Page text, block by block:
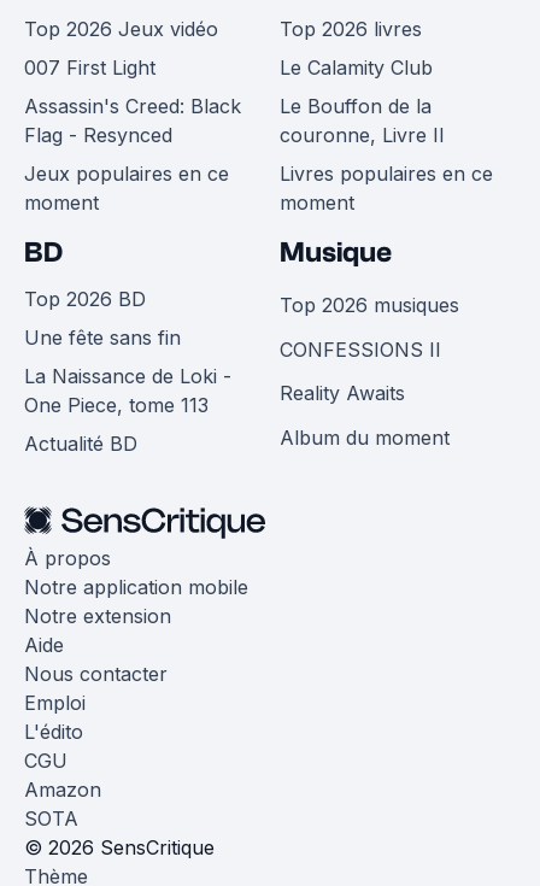
Top 2026 Jeux vidéo
007 First Light
Assassin's Creed: Black
Flag - Resynced
Jeux populaires en ce
moment
Top 2026 livres
Le Calamity Club
Le Bouffon de la
couronne, Livre II
Livres populaires en ce
moment
BD
Top 2026 BD
Une fête sans fin
La Naissance de Loki -
One Piece, tome 113
Actualité BD
Musique
Top 2026 musiques
CONFESSIONS II
Reality Awaits
Album du moment
À propos
Notre application mobile
Notre extension
Aide
Nous contacter
Emploi
L'édito
CGU
Amazon
SOTA
© 2026 SensCritique
Thème